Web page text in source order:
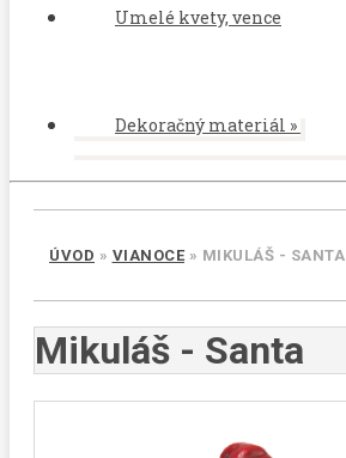
Umelé kvety, vence
Dekoračný materiál »
ÚVOD » VIANOCE » MIKULÁŠ - SANTA
Mikuláš - Santa